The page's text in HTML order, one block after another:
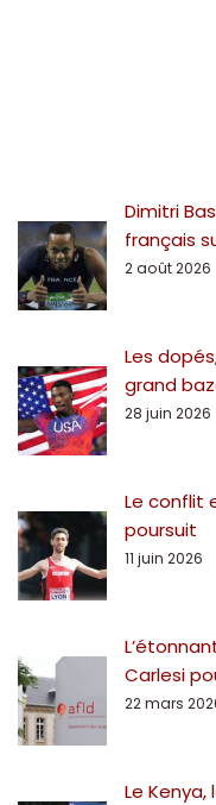
Dimitri
français
2 août 2026
Les
grand
28 juin 2026
Le conflit
poursuit
11 juin 2026
Carlesi
22 mars
Le